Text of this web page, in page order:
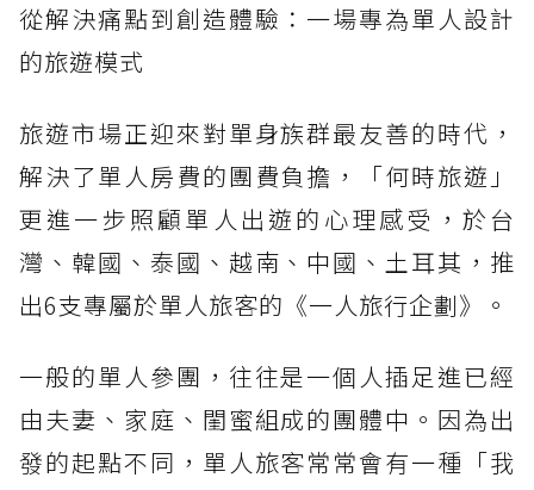
從解決痛點到創造體驗：一場專為單人設計
的旅遊模式
旅遊市場正迎來對單身族群最友善的時代，
解決了單人房費的團費負擔，「何時旅遊」
更進一步照顧單人出遊的心理感受，於台
灣、韓國、泰國、越南、中國、土耳其，推
出6支專屬於單人旅客的《一人旅行企劃》。
一般的單人參團，往往是一個人插足進已經
由夫妻、家庭、閨蜜組成的團體中。因為出
發的起點不同，單人旅客常常會有一種「我